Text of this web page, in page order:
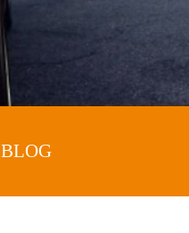
BLOG